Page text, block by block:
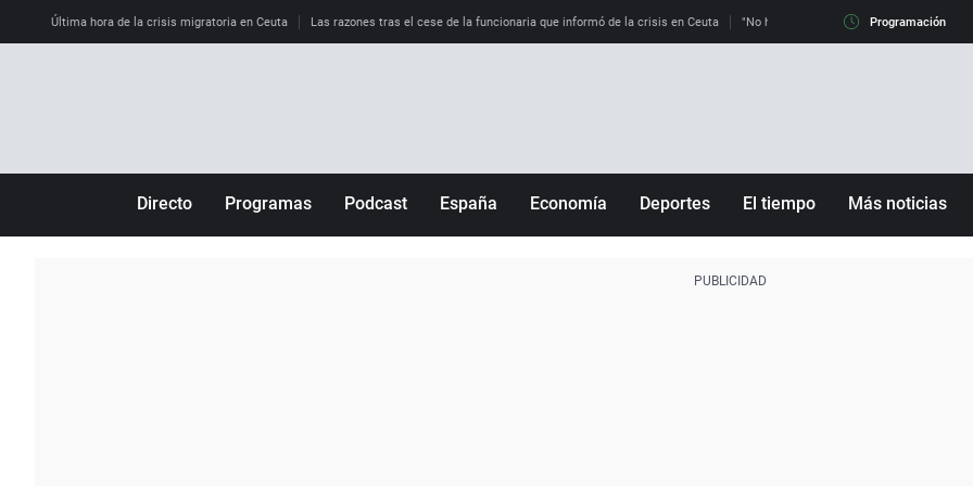
Última hora de la crisis migratoria en Ceuta Las razones tras el cese de la funcionaria que informó de la crisis en Ceuta "No hay mafias, que no nos engañen":
Programación
Directo Programas Podcast España Economía Deportes El tiempo Más noticias